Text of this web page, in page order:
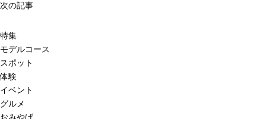
次の記事
特集
モデルコース
スポット
体験
イベント
グルメ